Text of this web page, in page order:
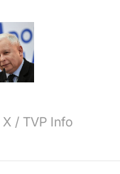
X / TVP Info